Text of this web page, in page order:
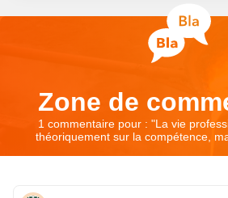
Zone de
1 commentaire pour : "La vie
théoriquement sur la compétence,